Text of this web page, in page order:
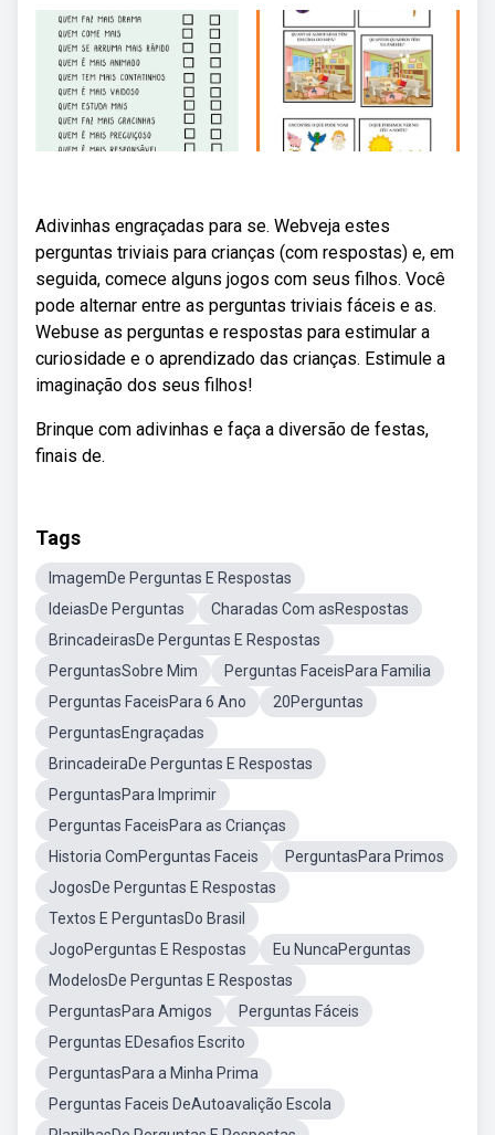
Adivinhas engraçadas para se. Webveja estes
perguntas triviais para crianças (com respostas) e, em
seguida, comece alguns jogos com seus filhos. Você
pode alternar entre as perguntas triviais fáceis e as.
Webuse as perguntas e respostas para estimular a
curiosidade e o aprendizado das crianças. Estimule a
imaginação dos seus filhos!
Brinque com adivinhas e faça a diversão de festas,
finais de.
Tags
ImagemDe Perguntas E Respostas
IdeiasDe Perguntas
Charadas Com asRespostas
BrincadeirasDe Perguntas E Respostas
PerguntasSobre Mim
Perguntas FaceisPara Familia
Perguntas FaceisPara 6 Ano
20Perguntas
PerguntasEngraçadas
BrincadeiraDe Perguntas E Respostas
PerguntasPara Imprimir
Perguntas FaceisPara as Crianças
Historia ComPerguntas Faceis
PerguntasPara Primos
JogosDe Perguntas E Respostas
Textos E PerguntasDo Brasil
JogoPerguntas E Respostas
Eu NuncaPerguntas
ModelosDe Perguntas E Respostas
PerguntasPara Amigos
Perguntas Fáceis
Perguntas EDesafios Escrito
PerguntasPara a Minha Prima
Perguntas Faceis DeAutoavalição Escola